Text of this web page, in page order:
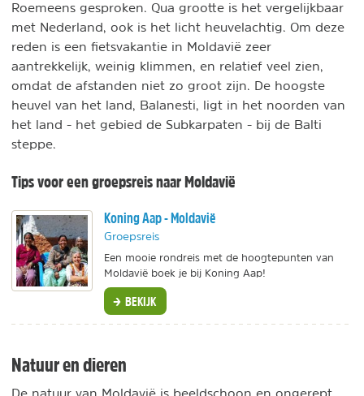
Roemeens gesproken. Qua grootte is het vergelijkbaar
met Nederland, ook is het licht heuvelachtig. Om deze
reden is een fietsvakantie in Moldavië zeer
aantrekkelijk, weinig klimmen, en relatief veel zien,
omdat de afstanden niet zo groot zijn. De hoogste
heuvel van het land, Balanesti, ligt in het noorden van
het land - het gebied de Subkarpaten - bij de Balti
steppe.
Tips voor een groepsreis naar Moldavië
Koning Aap - Moldavië
Groepsreis
Een mooie rondreis met de hoogtepunten van
Moldavië boek je bij Koning Aap!
BEKIJK
Natuur en dieren
De natuur van Moldavië is beeldschoon en ongerept,